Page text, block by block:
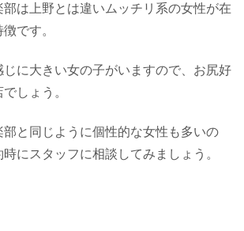
は上野とは違いムッチリ系の女性が在
です。
に大きい女の子がいますので、お尻好
しょう。
と同じように個性的な女性も多いの
にスタッフに相談してみましょう。